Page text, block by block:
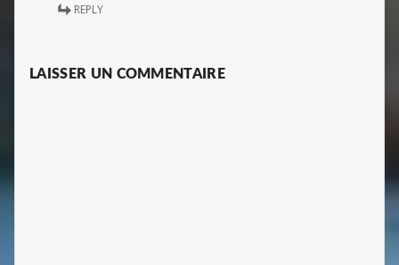
REPLY
LAISSER UN COMMENTAIRE